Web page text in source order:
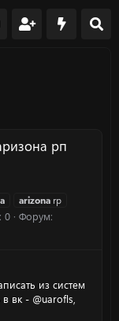
рп
arizona rp
0
Форум:
из систем
вк - @uarofls,